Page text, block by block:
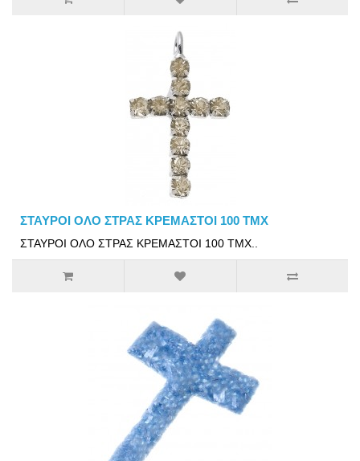
ΣΤΑΥΡΟΙ ΟΛΟ ΣΤΡΑΣ ΚΡΕΜΑΣΤΟΙ 100 ΤΜΧ
ΣΤΑΥΡΟΙ ΟΛΟ ΣΤΡΑΣ ΚΡΕΜΑΣΤΟΙ 100 ΤΜΧ..